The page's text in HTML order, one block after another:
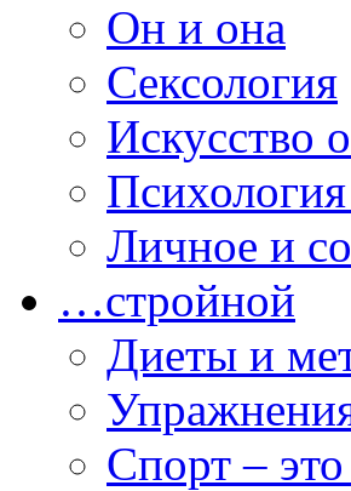
Он и она
Сексология
Искусство
Личное и
…стройной
Диеты и
Спорт –